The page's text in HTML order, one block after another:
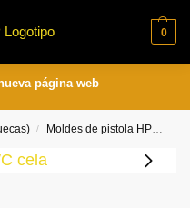
0
página web
/ Moldes de pistola HP